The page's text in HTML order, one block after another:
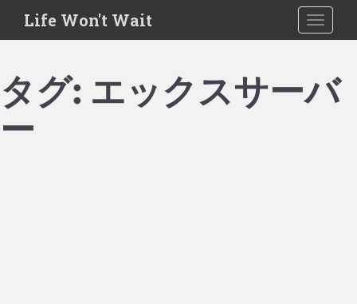
o
m
Life Won't Wait
タグ: エックスサーバ
ー